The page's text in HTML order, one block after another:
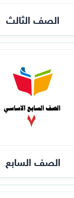
الصف الثالث
الصف السابع